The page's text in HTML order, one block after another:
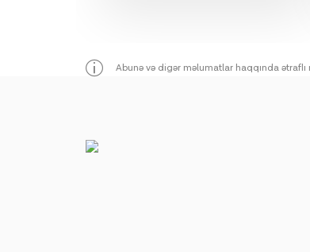
Abunə və digər məlumatlar haqqında ətraflı